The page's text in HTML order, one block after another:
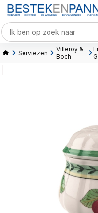
Serviezen
Villeroy &
Boch